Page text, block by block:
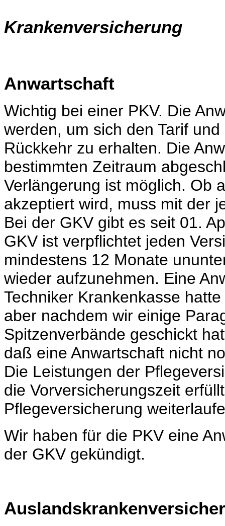
Krankenversicherung
Anwartschaft
Wichtig bei einer PKV. Die
werden, um sich den Tarif
Rückkehr zu erhalten. Die
bestimmten Zeitraum
Verlängerung ist möglich. Ob
akzeptiert wird, muss mit der
Bei der GKV gibt es seit 01.
GKV ist verpflichtet jeden
mindestens 12 Monate
wieder aufzunehmen. Eine
Techniker Krankenkasse
aber nachdem wir einige
Spitzenverbände geschickt
daß eine Anwartschaft nicht
Die Leistungen der
die Vorversicherungszeit
Pflegeversicherung
Wir haben für die PKV eine
der GKV gekündigt.